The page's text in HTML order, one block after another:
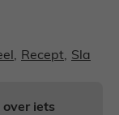
, Recept, Sla
over iets